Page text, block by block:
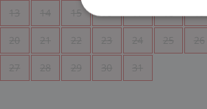
13 14 15 16 17 18 19
20 21 22 23 24 25 26
27 28 29 30 31